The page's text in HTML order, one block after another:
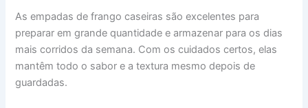
As empadas de frango caseiras são excelentes para
preparar em grande quantidade e armazenar para os dias
mais corridos da semana. Com os cuidados certos, elas
mantêm todo o sabor e a textura mesmo depois de
guardadas.